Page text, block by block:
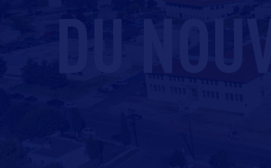
DU